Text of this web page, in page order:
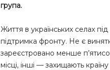
група.
Життя в українських селах
підтримка фронту. Не є
зареєстровано менше
місці, інші — захищають